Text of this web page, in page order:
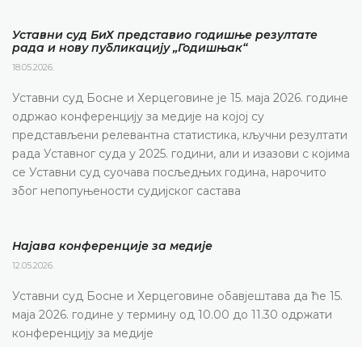
Уставни суд БиХ представио годишње резултате
рада и нову публикацију „Годишњак“
18.05.2026.
Уставни суд Босне и Херцеговине је 15. маја 2026. године
одржао конференцију за медије на којој су
представљени релевантна статистика, кључни резултати
рада Уставног суда у 2025. години, али и изазови с којима
се Уставни суд суочава посљедњих година, нарочито
због непопуњености судијског састава
Најава конференције за медије
12.05.2026.
Уставни суд Босне и Херцеговине обавјештава да ће 15.
маја 2026. године у термину од 10.00 до 11.30 одржати
конференцију за медије